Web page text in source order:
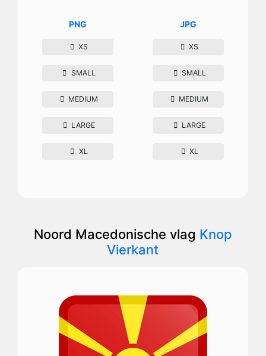
PNG
XS
SMALL
MEDIUM
LARGE
XL
JPG
XS
SMALL
MEDIUM
LARGE
XL
Noord Macedonische vlag Knop
Vierkant